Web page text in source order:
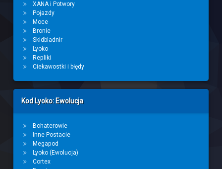
XANA i Potwory
Pojazdy
Moce
Bronie
Skidbladnir
Lyoko
Repliki
Ciekawostki i błędy
Kod Lyoko: Ewolucja
Bohaterowie
Inne Postacie
Megapod
Lyoko (Ewolucja)
Cortex